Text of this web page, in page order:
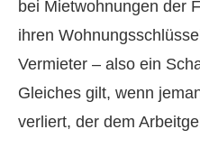
bei Mietwohnungen der
ihren
Vermieter – also ein
Gleiches gilt, wenn
verliert, der dem